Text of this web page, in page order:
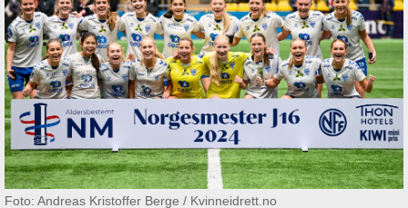
Foto: Andreas Kristoffer Berge / Kvinneidrett.no